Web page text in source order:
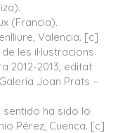
(Francia).
Valencia. [c]
les il·lustracions
2012-2013, editat
Joan Prats –
sentido ha sido lo
Pérez, Cuenca. [c]